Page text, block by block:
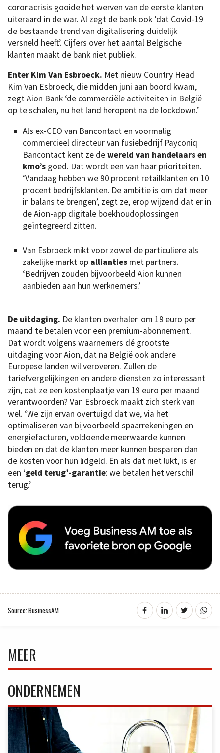
coronacrisis gooide het werven van de eerste klanten
uiteraard in de war. Al zegt de bank ook ‘dat Covid-19
de bestaande trend van digitalisering duidelijk
versneld heeft’. Cijfers over het aantal Belgische
klanten maakt de bank niet publiek.
Enter Kim Van Esbroeck. Met nieuw Country Head
Kim Van Esbroeck, die midden juni aan boord kwam,
zegt Aion Bank ‘de commerciële activiteiten in België
op te schalen, nu het land heropent na de lockdown.’
Als ex-CEO van Bancontact en voormalig
commercieel directeur van fusiebedrijf Payconiq
Bancontact kent ze dewereld van handelaars en
kmo’s goed. Dat wordt een van haar prioriteiten.
‘Vandaag hebben we 90 procent retailklanten en 10
procent bedrijfsklanten. De ambitie is om dat meer
in balans te brengen’, zegt ze, erop wijzend dat er in
de Aion-app digitale boekhoudoplossingen
geïntegreerd zitten.
Van Esbroeck mikt voor zowel de particuliere als
zakelijke markt op allianties met partners.
‘Bedrijven zouden bijvoorbeeld Aion kunnen
aanbieden aan hun werknemers.’
De uitdaging. De klanten overhalen om 19 euro per
maand te betalen voor een premium-abonnement.
Dat wordt volgens waarnemers dé grootste
uitdaging voor Aion, dat na België ook andere
Europese landen wil veroveren. Zullen de
tariefvergelijkingen en andere diensten zo interessant
zijn, dat ze een kostenplaatje van 19 euro per maand
verantwoorden? Van Esbroeck maakt zich sterk van
wel. ‘We zijn ervan overtuigd dat we, via het
optimaliseren van bijvoorbeeld spaarrekeningen en
energiefacturen, voldoende meerwaarde kunnen
bieden en dat de klanten meer kunnen besparen dan
de kosten voor hun lidgeld. En als dat niet lukt, is er
een ‘geld terug’-garantie: we betalen het verschil
terug.’
Source: BusinessAM
MEER
ONDERNEMEN